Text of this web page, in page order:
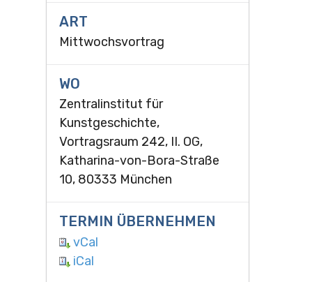
ART
Mittwochsvortrag
WO
Zentralinstitut für
Kunstgeschichte,
Vortragsraum 242, II. OG,
Katharina-von-Bora-Straße
10, 80333 München
TERMIN ÜBERNEHMEN
vCal
iCal